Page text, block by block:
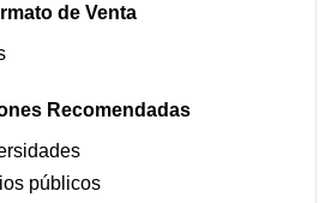
de Venta
Recomendadas
públicos